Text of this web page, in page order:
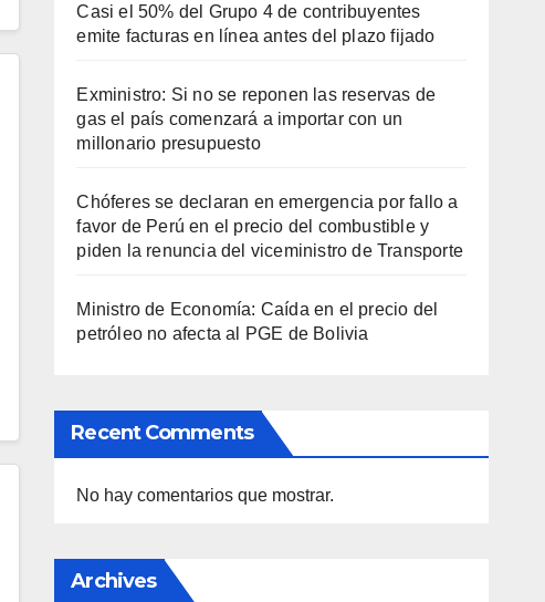
Casi el 50% del Grupo 4 de contribuyentes
emite facturas en línea antes del plazo fijado
Exministro: Si no se reponen las reservas de
gas el país comenzará a importar con un
millonario presupuesto
Chóferes se declaran en emergencia por fallo a
favor de Perú en el precio del combustible y
piden la renuncia del viceministro de Transporte
Ministro de Economía: Caída en el precio del
petróleo no afecta al PGE de Bolivia
Recent Comments
No hay comentarios que mostrar.
Archives